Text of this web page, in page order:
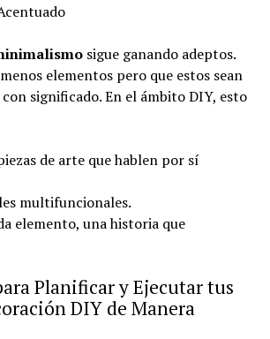
sigue ganando adeptos.
elementos pero que estos sean
significado. En el ámbito DIY, esto
de arte que hablen por sí
multifuncionales.
elemento, una historia que
Planificar y Ejecutar tus
DIY de Manera